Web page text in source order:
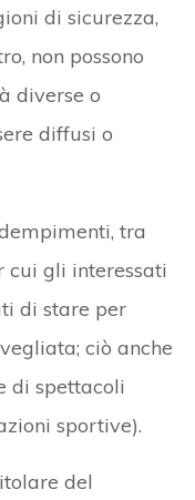
di sicurezza,
non possono
diverse o
diffusi o
tra
cui gli interessati
di stare per
ciò anche
di spettacoli
sportive).
del